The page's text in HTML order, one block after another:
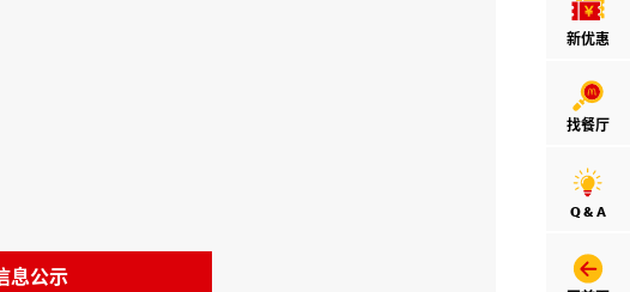
新优惠
找餐厅
Q & A
息公示